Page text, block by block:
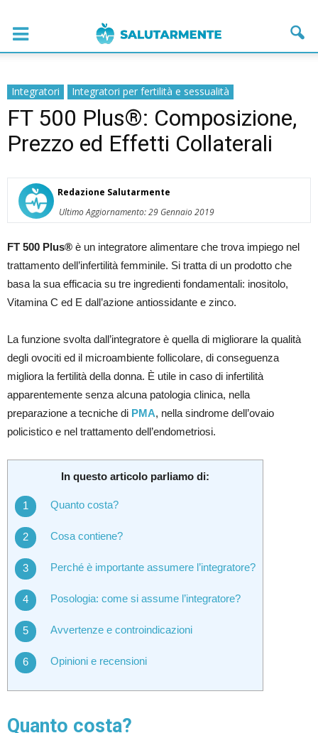
Integratori Integratori per fertilità e sessualità
FT 500 Plus®: Composizione,
Prezzo ed Effetti Collaterali
Redazione Salutarmente
Ultimo Aggiornamento: 29 Gennaio 2019
FT 500 Plus® è un integratore alimentare che trova impiego nel
trattamento dell’infertilità femminile. Si tratta di un prodotto che
basa la sua efficacia su tre ingredienti fondamentali: inositolo,
Vitamina C ed E dall’azione antiossidante e zinco.
La funzione svolta dall’integratore è quella di migliorare la qualità
degli ovociti ed il microambiente follicolare, di conseguenza
migliora la fertilità della donna. È utile in caso di infertilità
apparentemente senza alcuna patologia clinica, nella
preparazione a tecniche di PMA, nella sindrome dell’ovaio
policistico e nel trattamento dell’endometriosi.
In questo articolo parliamo di:
Quanto costa?
Cosa contiene?
Perché è importante assumere l’integratore?
Posologia: come si assume l’integratore?
Avvertenze e controindicazioni
Opinioni e recensioni
Quanto costa?